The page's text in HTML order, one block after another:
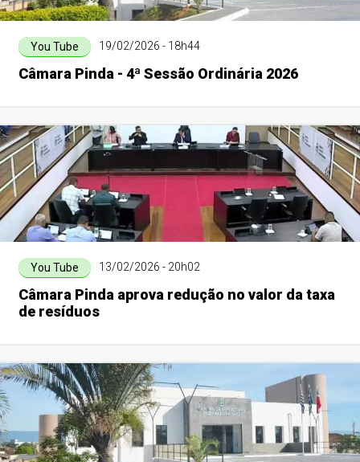
You Tube 19/02/2026 - 18h44
Câmara Pinda - 4ª Sessão Ordinária 2026
You Tube 13/02/2026 - 20h02
Câmara Pinda aprova redução no valor da taxa
de resíduos